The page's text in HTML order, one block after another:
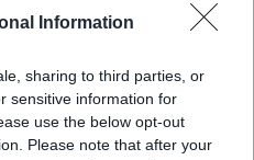
Information
sharing to third parties, or
sensitive information for
use the below opt-out
Please note that after your